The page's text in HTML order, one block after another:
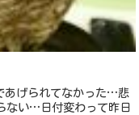
あげられてなかった…悲
ない…日付変わって昨日